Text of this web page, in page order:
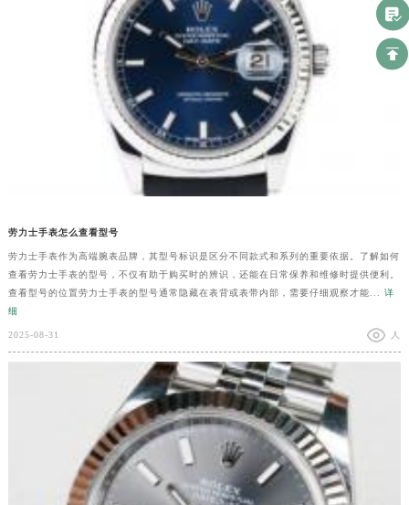
劳力士手表怎么查看型号
劳力士手表作为高端腕表品牌，其型号标识是区分不同款式和系列的重要依据。了解如何
查看劳力士手表的型号，不仅有助于购买时的辨识，还能在日常保养和维修时提供便利。
查看型号的位置劳力士手表的型号通常隐藏在表背或表带内部，需要仔细观察才能... 详
细
2025-08-31 人